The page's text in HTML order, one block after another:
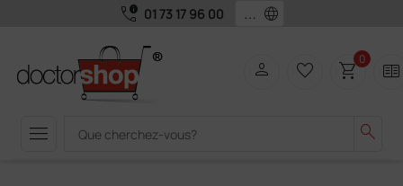
call_quality 01 73 17 96 00 language
menu search
person favorite_border shopping_cart0 two_pager